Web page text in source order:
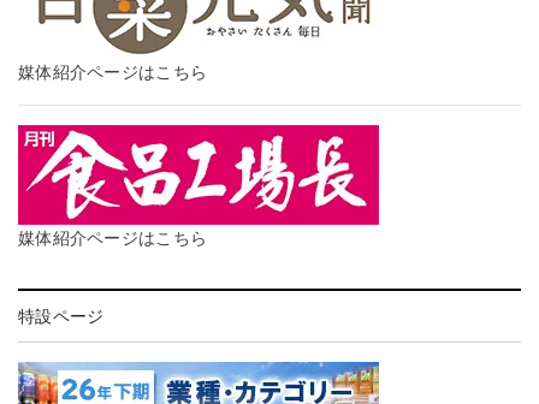
媒体紹介ページはこちら
媒体紹介ページはこちら
特設ページ